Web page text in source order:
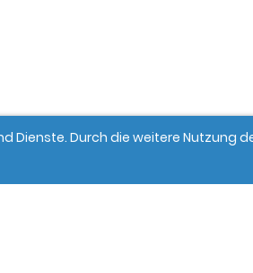
Dienste. Durch die weitere Nutzung